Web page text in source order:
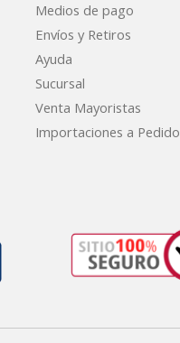
Medios de pago
Envíos y Retiros
Ayuda
Sucursal
Venta Mayoristas
Importaciones a Pedido